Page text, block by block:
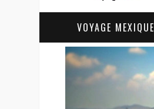
VOYAGE MEXIQUE